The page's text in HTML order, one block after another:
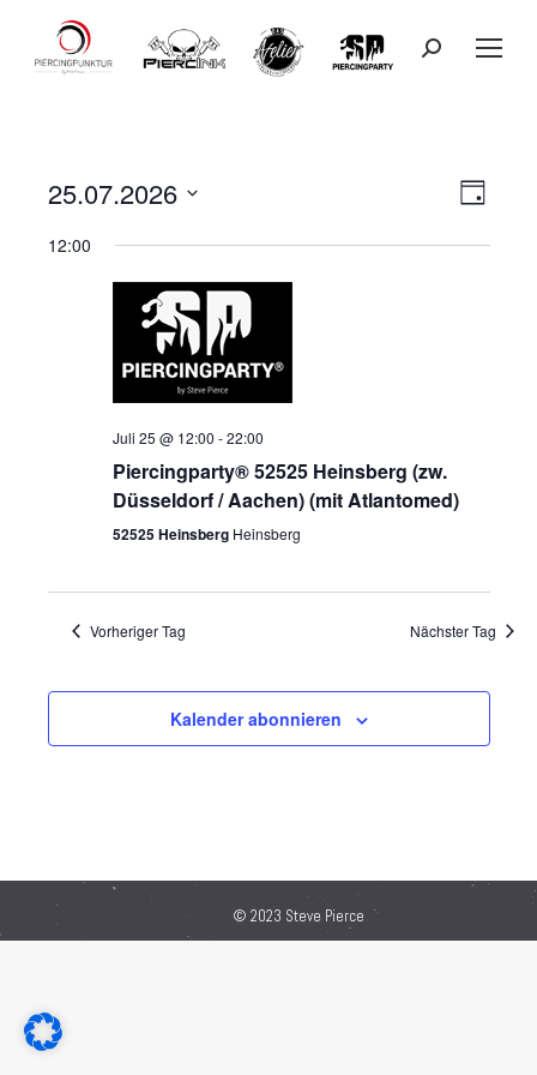
Search:
Tag
25.07.2026
wählen.
12:00
Juli 25 @ 12:00 -22:00
Piercingparty® 52525 Heinsberg (zw.
Düsseldorf / Aachen) (mit Atlantomed)
52525 Heinsberg Heinsberg
Vorheriger Tag Nächster Tag
Kalender abonnieren
© 2023 Steve Pierce